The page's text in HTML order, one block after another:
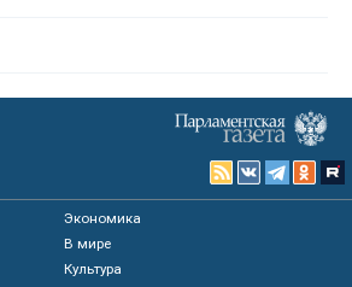
Экономика
В мире
Культура